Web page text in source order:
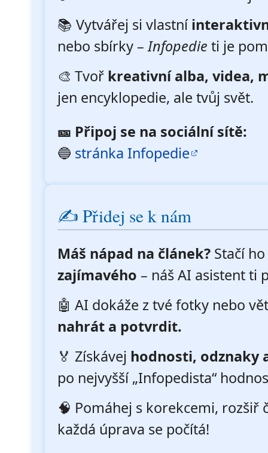
📚 Vytvářej si vlastní
nebo sbírky –Infopedie ti je
🎨 Tvoř kreativní alba, videa,
jen encyklopedie, ale tvůj svět.
🎫 Připoj se na sociální sítě:
🔵 stránka Infopedie
✍️ Přidej se k nám
Máš nápad na článek? Stačí
zajímavého – náš AI asistent ti
🤖 AI dokáže z tvé fotky nebo
nahrát a potvrdit.
🏅 Získávej hodnosti, odznaky
po nejvyšší „Infopedista“
🧠 Pomáhej s korekcemi, rozšiř
každá úprava se počítá!